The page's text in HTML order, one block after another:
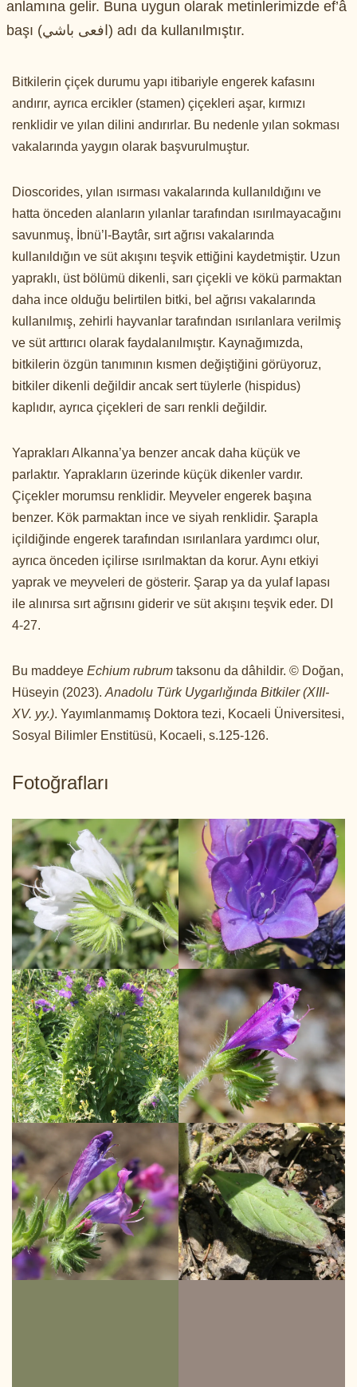
anlamına gelir. Buna uygun olarak metinlerimizde ef’â
başı (افعى باشي) adı da kullanılmıştır.
Bitkilerin çiçek durumu yapı itibariyle engerek kafasını
andırır, ayrıca ercikler (stamen) çiçekleri aşar, kırmızı
renklidir ve yılan dilini andırırlar. Bu nedenle yılan sokması
vakalarında yaygın olarak başvurulmuştur.
Dioscorides, yılan ısırması vakalarında kullanıldığını ve
hatta önceden alanların yılanlar tarafından ısırılmayacağını
savunmuş, İbnü’l-Baytâr, sırt ağrısı vakalarında
kullanıldığın ve süt akışını teşvik ettiğini kaydetmiştir. Uzun
yapraklı, üst bölümü dikenli, sarı çiçekli ve kökü parmaktan
daha ince olduğu belirtilen bitki, bel ağrısı vakalarında
kullanılmış, zehirli hayvanlar tarafından ısırılanlara verilmiş
ve süt arttırıcı olarak faydalanılmıştır. Kaynağımızda,
bitkilerin özgün tanımının kısmen değiştiğini görüyoruz,
bitkiler dikenli değildir ancak sert tüylerle (hispidus)
kaplıdır, ayrıca çiçekleri de sarı renkli değildir.
Yaprakları Alkanna’ya benzer ancak daha küçük ve
parlaktır. Yaprakların üzerinde küçük dikenler vardır.
Çiçekler morumsu renklidir. Meyveler engerek başına
benzer. Kök parmaktan ince ve siyah renklidir. Şarapla
içildiğinde engerek tarafından ısırılanlara yardımcı olur,
ayrıca önceden içilirse ısırılmaktan da korur. Aynı etkiyi
yaprak ve meyveleri de gösterir. Şarap ya da yulaf lapası
ile alınırsa sırt ağrısını giderir ve süt akışını teşvik eder. DI
4-27.
Bu maddeye Echium rubrum taksonu da dâhildir. © Doğan,
Hüseyin (2023). Anadolu Türk Uygarlığında Bitkiler (XIII-
XV. yy.). Yayımlanmamış Doktora tezi, Kocaeli Üniversitesi,
Sosyal Bilimler Enstitüsü, Kocaeli, s.125-126.
Fotoğrafları